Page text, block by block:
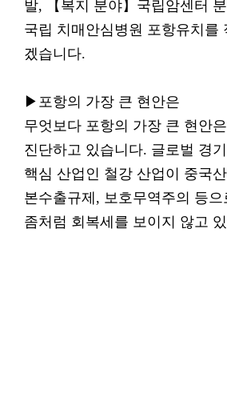
발, 【복지 분야】국립암센터
국립 치매안심병원 포항유치를
겠습니다.
▶포항의 가장 큰 현안은
무엇보다 포항의 가장 큰 현안
진단하고 있습니다. 글로벌 경
핵심 산업인 철강 산업이 중국
본수출규제, 보호무역주의 등
좀처럼 회복세를 보이지 않고